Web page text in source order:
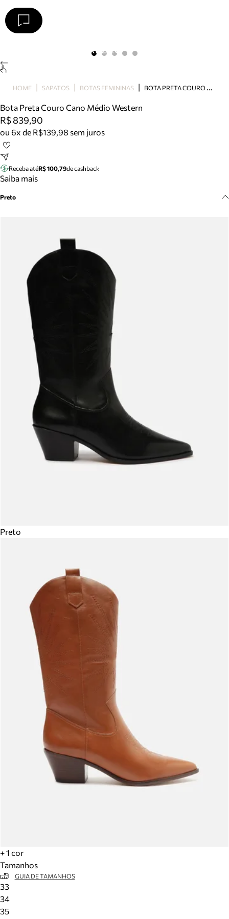
Papete
Scarpin
Mocassim
Bolsa
Tênis
Mule
Meus pedidos
Acompanhe seus pedidos e solicite devoluções.
Arezzo
HOME SAPATOS BOTAS FEMININAS B
OTA PRETA COURO CANO MÉDIO WESTERN
Bota Preta Couro Cano Médio Western
R$ 839,90
ou 6x de R$139,98 sem juros
Receba atéR$ 100,79de cashback
Saiba mais
Preto
Preto
+ 1 cor
Tamanhos
GUIA DE TAMANHOS
33
34
35